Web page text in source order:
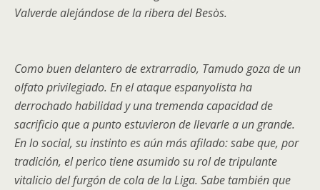
Valverde alejándose de la ribera del Besòs.
Como buen delantero de extrarradio, Tamudo goza de un
olfato privilegiado. En el ataque espanyolista ha
derrochado habilidad y una tremenda capacidad de
sacrificio que a punto estuvieron de llevarle a un grande.
En lo social, su instinto es aún más afilado: sabe que, por
tradición, el perico tiene asumido su rol de tripulante
vitalicio del furgón de cola de la Liga. Sabe también que